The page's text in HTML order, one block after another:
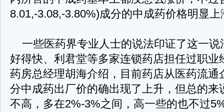
8.01,-3.08,-3.80%)成分的中成药价格明显上
一些医药界专业人士的说法印证了这一说
好得快、利君堂等多家连锁药店担任过职业
药房总经理胡海介绍，目前药店从医药流通
分中成药出厂价的确出现了上升，但总的来
不高，多在2%-3%之间，高一些的也不过